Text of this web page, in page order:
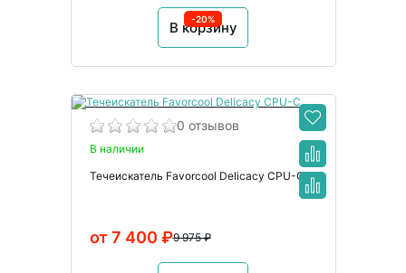
В корзину
-20%
0 отзывов
В наличии
Течеискатель Favorcool Delicacy CPU-C
9 975 ₽
от 7 400 ₽